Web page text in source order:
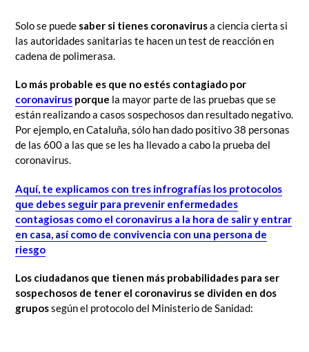
Solo se puede saber si tienes coronavirusa ciencia cierta si
las autoridades sanitarias te hacen un test de reacción en
cadena de polimerasa.
Lo más probable es que no estés contagiado por
coronavirus porque la mayor parte de las pruebas que se
están realizando a casos sospechosos dan resultado negativo.
Por ejemplo, en Cataluña, sólo han dado positivo 38 personas
de las 600 a las que se les ha llevado a cabo la prueba del
coronavirus.
Aquí, te explicamos con tres infrografías los protocolos
que debes seguir para prevenir enfermedades
contagiosas como el coronavirus a la hora de salir y entrar
en casa, así como de convivencia con una persona de
riesgo
Los ciudadanos que tienen más probabilidades para ser
sospechosos de tener el coronavirus se dividen en dos
grupossegún el protocolo del Ministerio de Sanidad: